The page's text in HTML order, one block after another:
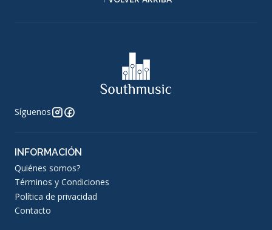
Síguenos
INFORMACIÓN
Quiénes somos?
Términos y Condiciones
Política de privacidad
Contacto